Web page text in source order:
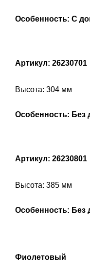
Особенность: С
Артикул: 26230701
Высота: 304 мм
Особенность: Без
Артикул: 26230801
Высота: 385 мм
Особенность: Без
Фиолетовый